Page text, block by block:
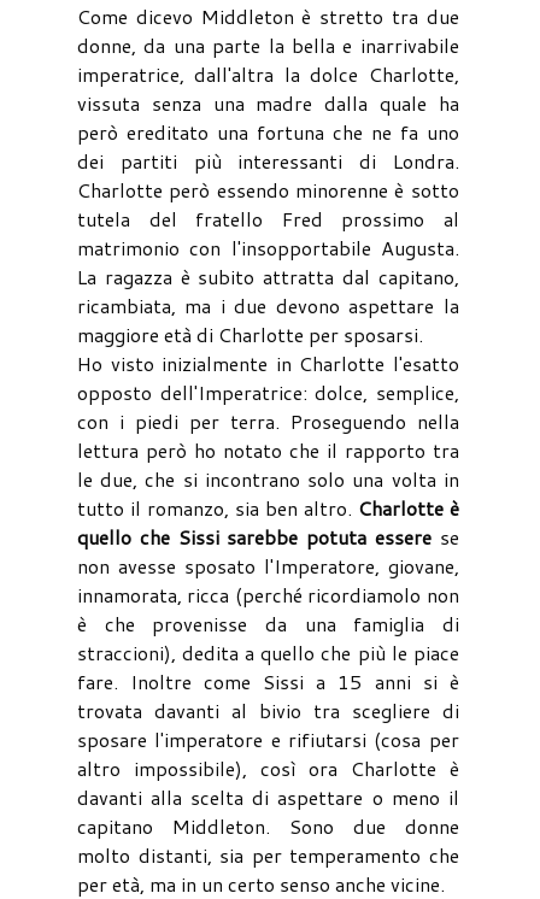
Come dicevo Middleton è stretto tra due
donne, da una parte la bella e inarrivabile
imperatrice, dall'altra la dolce Charlotte,
vissuta senza una madre dalla quale ha
però ereditato una fortuna che ne fa uno
dei partiti più interessanti di Londra.
Charlotte però essendo minorenne è sotto
tutela del fratello Fred prossimo al
matrimonio con l'insopportabile Augusta.
La ragazza è subito attratta dal capitano,
ricambiata, ma i due devono aspettare la
maggiore età di Charlotte per sposarsi.
Ho visto inizialmente in Charlotte l'esatto
opposto dell'Imperatrice: dolce, semplice,
con i piedi per terra. Proseguendo nella
lettura però ho notato che il rapporto tra
le due, che si incontrano solo una volta in
tutto il romanzo, sia ben altro. Charlotte è
quello che Sissi sarebbe potuta essere se
non avesse sposato l'Imperatore, giovane,
innamorata, ricca (perché ricordiamolo non
è che provenisse da una famiglia di
straccioni), dedita a quello che più le piace
fare. Inoltre come Sissi a 15 anni si è
trovata davanti al bivio tra scegliere di
sposare l'imperatore e rifiutarsi (cosa per
altro impossibile), così ora Charlotte è
davanti alla scelta di aspettare o meno il
capitano Middleton. Sono due donne
molto distanti, sia per temperamento che
per età, ma in un certo senso anche vicine.